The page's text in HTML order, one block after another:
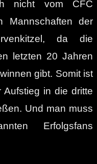
nicht vom CFC
Mannschaften der
da die
letzten 20 Jahren
gibt. Somit ist
in die dritte
Und man muss
Erfolgsfans